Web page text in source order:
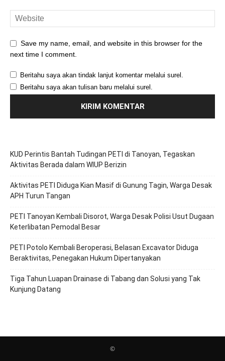
Save my name, email, and website in this browser for the
next time I comment.
Beritahu saya akan tindak lanjut komentar melalui surel.
Beritahu saya akan tulisan baru melalui surel.
KUD Perintis Bantah Tudingan PETI di Tanoyan, Tegaskan
Aktivitas Berada dalam WIUP Berizin
Aktivitas PETI Diduga Kian Masif di Gunung Tagin, Warga Desak
APH Turun Tangan
PETI Tanoyan Kembali Disorot, Warga Desak Polisi Usut Dugaan
Keterlibatan Pemodal Besar
PETI Potolo Kembali Beroperasi, Belasan Excavator Diduga
Beraktivitas, Penegakan Hukum Dipertanyakan
Tiga Tahun Luapan Drainase di Tabang dan Solusi yang Tak
Kunjung Datang
©